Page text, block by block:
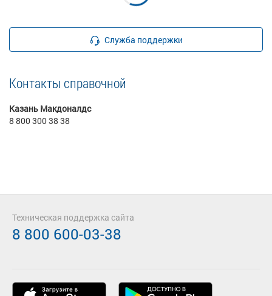
Служба поддержки
Контакты справочной
Казань Макдоналдс
8 800 300 38 38
Техническая поддержка сайта
8 800 600-03-38